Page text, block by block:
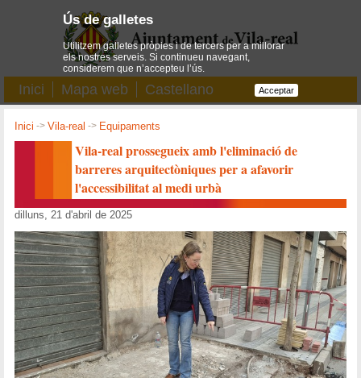
Inici Mapa web Castellano
Inici ->Vila-real -> Equipaments
Vila-real prossegueix amb l'eliminació de
barreres arquitectòniques per a afavorir
l'accessibilitat al medi urbà
dilluns, 21 d'abril de 2025
Ús de galletes
Utilitzem galletes pròpies i de tercers per a millorar
els nostres serveis. Si continueu navegant,
considerem que n’accepteu l’ús.
Acceptar